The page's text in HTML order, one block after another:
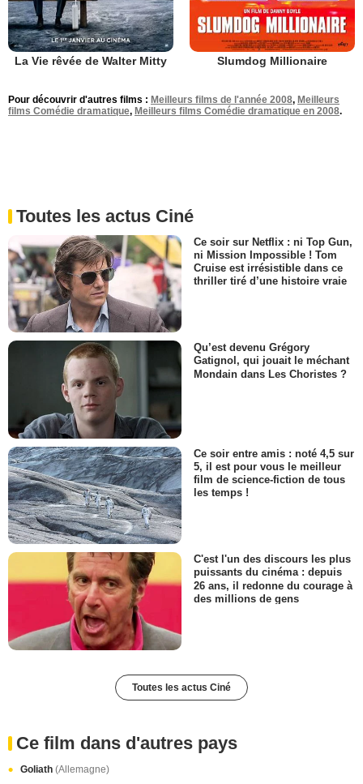
La Vie rêvée de Walter Mitty Slumdog Millionaire
Pour découvrir d'autres films : Meilleurs films de l'année 2008, Meilleurs
films Comédie dramatique, Meilleurs films Comédie dramatique en 2008.
Toutes les actus Ciné
Ce soir sur Netflix : ni Top Gun,
ni Mission Impossible ! Tom
Cruise est irrésistible dans ce
thriller tiré d’une histoire vraie
Qu’est devenu Grégory
Gatignol, qui jouait le méchant
Mondain dans Les Choristes ?
Ce soir entre amis : noté 4,5 sur
5, il est pour vous le meilleur
film de science-fiction de tous
les temps !
C'est l'un des discours les plus
puissants du cinéma : depuis
26 ans, il redonne du courage à
des millions de gens
Toutes les actus Ciné
Ce film dans d'autres pays
Goliath (Allemagne)